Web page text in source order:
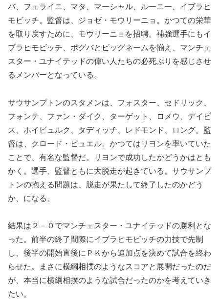
バ、フェライニ、マタ、マーシャル、ルーニー、イブラヒ
モビッチ。監督は、ジョゼ・モウリーニョ。かつての栄華
を取り戻すために、モウリーニョを招聘。補強選手にもイ
ブラヒモビッチ、ポグバとビッグネームを揃え、マンチェ
スター・ユナイテッドの偉い人たちの必死ぶりを感じさせ
るメンバーとなっている。
サウサンプトンのスタメンは、フォスター、セドリック、
フォンテ、ファン・ダイク、ターゲット、ロメウ、デイビ
ス、ホイビュルク、タディッチ、レドモンド、ロング。監
督は、クロード・ピュエル。かつてはリヨンを率いていた
ことで、有名な監督だ。リヨンで成功したかどうかはとも
かく。選手、監督ともに大脱走が起きている。サウサンプ
トンの抱える問題は、脱走が果たして終了したのかどう
か、になる。
結果は２－０でマンチェスター・ユナイテッドの勝利とな
った。前半の終了間際にイブラヒモビッチの力技で先制
し、後半の開始直後にＰＫから追加点を決めて試合を終わ
らせた。まさに横綱相撲のようなスコアと展開だったのだ
が、本当に横綱相撲のような試合だったのかを考えていき
たい。